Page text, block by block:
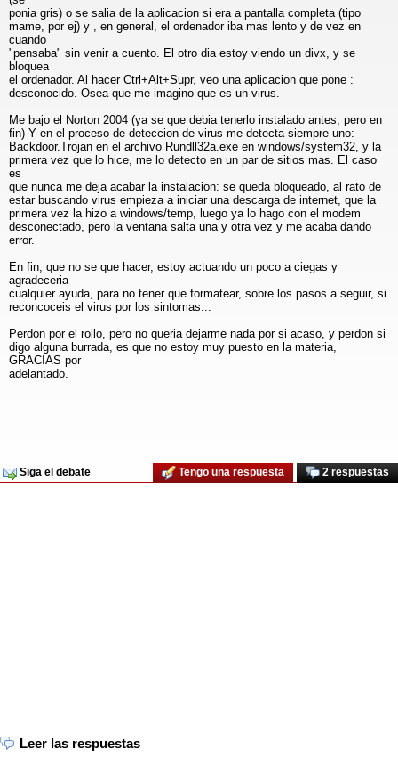
ponia gris) o se salia de la aplicacion si era a pantalla completa (tipo
mame, por ej) y , en general, el ordenador iba mas lento y de vez en
cuando
"pensaba" sin venir a cuento. El otro dia estoy viendo un divx, y se
bloquea
el ordenador. Al hacer Ctrl+Alt+Supr, veo una aplicacion que pone :
desconocido. Osea que me imagino que es un virus.
Me bajo el Norton 2004 (ya se que debia tenerlo instalado antes, pero en
fin) Y en el proceso de deteccion de virus me detecta siempre uno:
Backdoor.Trojan en el archivo Rundll32a.exe en windows/system32, y la
primera vez que lo hice, me lo detecto en un par de sitios mas. El caso
es
que nunca me deja acabar la instalacion: se queda bloqueado, al rato de
estar buscando virus empieza a iniciar una descarga de internet, que la
primera vez la hizo a windows/temp, luego ya lo hago con el modem
desconectado, pero la ventana salta una y otra vez y me acaba dando
error.
En fin, que no se que hacer, estoy actuando un poco a ciegas y
agradeceria
cualquier ayuda, para no tener que formatear, sobre los pasos a seguir, si
reconcoceis el virus por los sintomas...
Perdon por el rollo, pero no queria dejarme nada por si acaso, y perdon si
digo alguna burrada, es que no estoy muy puesto en la materia,
GRACIAS por
adelantado.
Siga el debate 2 respuestas
Tengo una respuesta
Leer las respuestas